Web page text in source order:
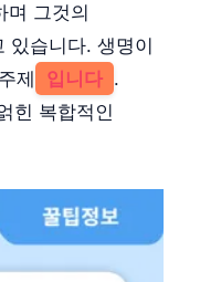
며 그것의
있습니다. 생명이
제
입니다 .
힌 복합적인